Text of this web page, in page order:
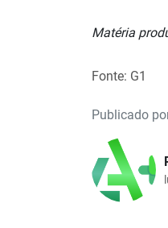
Matéria
Fonte: G1
Publicado